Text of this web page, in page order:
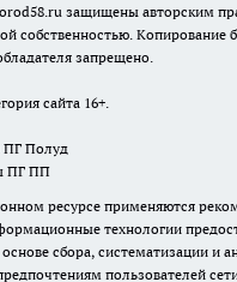
защищены авторским
собственностью. Копирование
запрещено.
сайта 16+.
ПГ Полуд
ПГ ПП
ресурсе применяются
технологии
сбора, систематизации и
пользователей